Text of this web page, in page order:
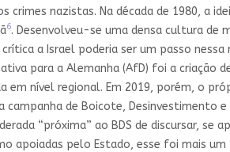
crimes nazistas. Na década de 1980, a
6. Desenvolveu-se uma densa cultura de
a Israel poderia ser um passo
para a Alemanha (AfD) foi a criação
em nível regional. Em 2019, porém, o
campanha de Boicote, Desinvestimento
“próxima” ao BDS de discursar,
apoiadas pelo Estado, esse foi mais